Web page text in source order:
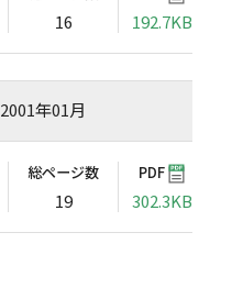
16 192.7KB
2001年01月
総ページ数
19
PDF
302.3KB